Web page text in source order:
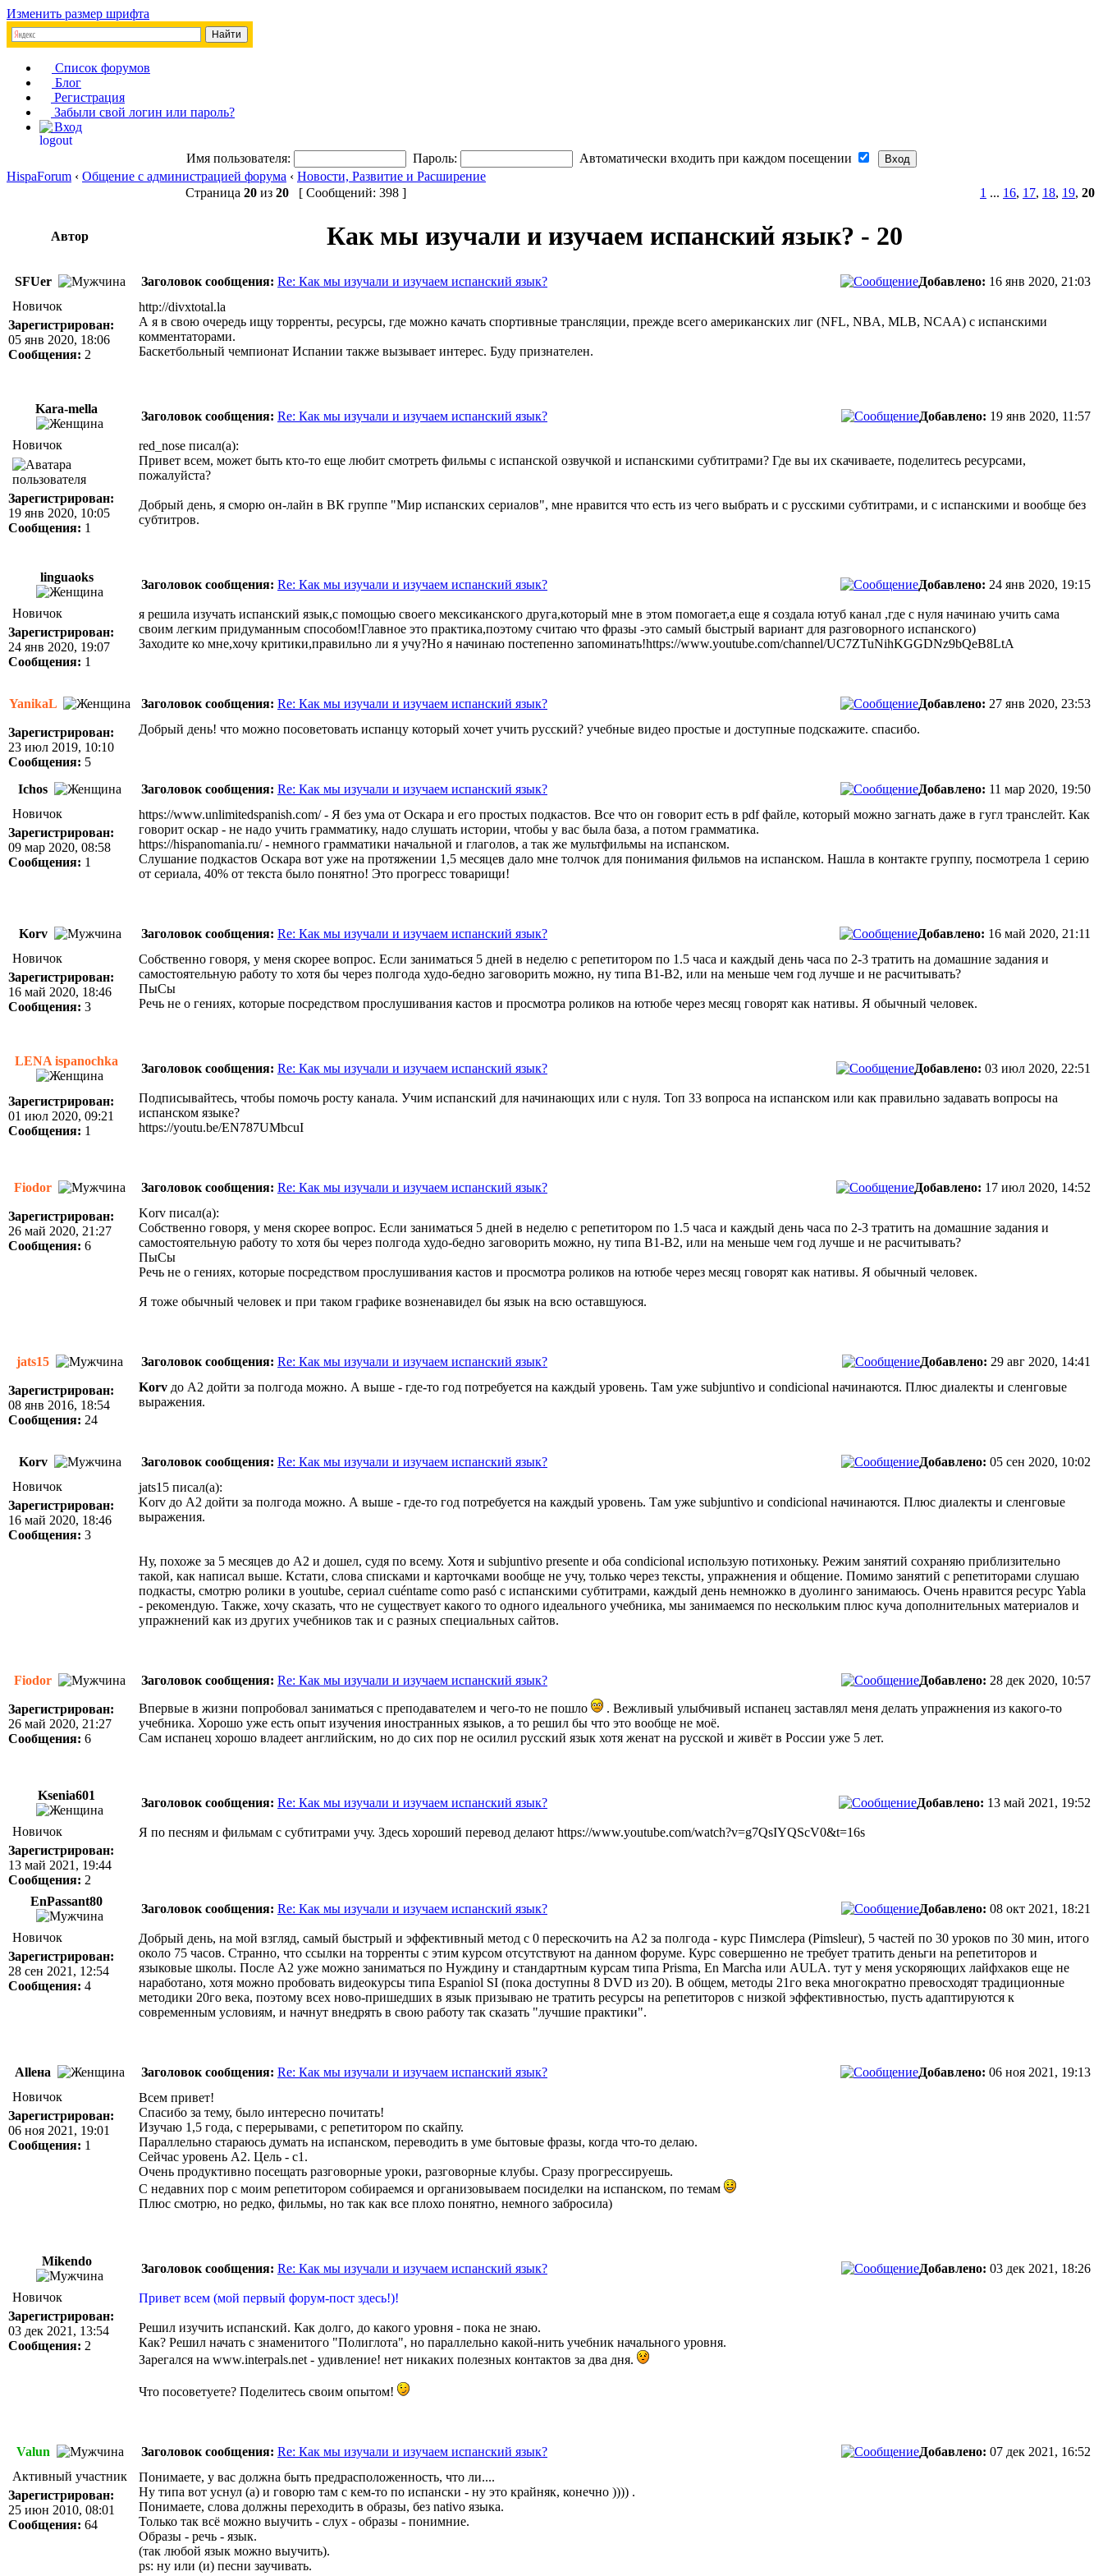
Изменить размер шрифта
Список форумов
Блог
Регистрация
Забыли свой логин или пароль?
Вход
Имя пользователя: Пароль:
Автоматически входить при каждом посещении
HispaForum ‹ Общение с администрацией форума ‹ Новости, Развитие и Расширение
Страница 20 из 20 [ Сообщений: 398 ] 1 ... 16, 17, 18, 19, 20
Автор Как мы изучали и изучаем испанский язык? - 20
SFUer Заголовок сообщения: Re: Как мы изучали и изучаем испанский язык? Добавлено: 16 янв 2020, 21:03
Новичок
Зарегистрирован:
05 янв 2020, 18:06
Сообщения: 2
http://divxtotal.la
А я в свою очередь ищу торренты, ресурсы, где можно качать спортивные трансляции, прежде всего американских лиг (NFL, NBA, MLB, NCAA) с испанскими
комментаторами.
Баскетбольный чемпионат Испании также вызывает интерес. Буду признателен.
Kara-mella
Заголовок сообщения: Re: Как мы изучали и изучаем испанский язык? Добавлено: 19 янв 2020, 11:57
Новичок
Зарегистрирован:
19 янв 2020, 10:05
Сообщения: 1
red_nose писал(а):
Привет всем, может быть кто-то еще любит смотреть фильмы с испанской озвучкой и испанскими субтитрами? Где вы их скачиваете, поделитесь ресурсами,
пожалуйста?
Добрый день, я сморю он-лайн в ВК группе "Мир испанских сериалов", мне нравится что есть из чего выбрать и с русскими субтитрами, и с испанскими и вообще без
субтитров.
linguaoks
Заголовок сообщения: Re: Как мы изучали и изучаем испанский язык? Добавлено: 24 янв 2020, 19:15
Новичок
Зарегистрирован:
24 янв 2020, 19:07
Сообщения: 1
я решила изучать испанский язык,с помощью своего мексиканского друга,который мне в этом помогает,а еще я создала ютуб канал ,где с нуля начинаю учить сама
своим легким придуманным способом!Главное это практика,поэтому считаю что фразы -это самый быстрый вариант для разговорного испанского)
Заходите ко мне,хочу критики,правильно ли я учу?Но я начинаю постепенно запоминать!https://www.youtube.com/channel/UC7ZTuNihKGGDNz9bQeB8LtA
YanikaL Заголовок сообщения: Re: Как мы изучали и изучаем испанский язык? Добавлено: 27 янв 2020, 23:53
Зарегистрирован:
23 июл 2019, 10:10
Сообщения: 5
Добрый день! что можно посоветовать испанцу который хочет учить русский? учебные видео простые и доступные подскажите. спасибо.
Ichos Заголовок сообщения: Re: Как мы изучали и изучаем испанский язык? Добавлено: 11 мар 2020, 19:50
Новичок
Зарегистрирован:
09 мар 2020, 08:58
Сообщения: 1
https://www.unlimitedspanish.com/- Я без ума от Оскара и его простых подкастов. Все что он говорит есть в pdf файле, который можно загнать даже в гугл транслейт. Как
говорит оскар - не надо учить грамматику, надо слушать истории, чтобы у вас была база, а потом грамматика.
https://hispanomania.ru/- немного грамматики начальной и глаголов, а так же мультфильмы на испанском.
Слушание подкастов Оскара вот уже на протяжении 1,5 месяцев дало мне толчок для понимания фильмов на испанском. Нашла в контакте группу, посмотрела 1 серию
от сериала, 40% от текста было понятно! Это прогресс товарищи!
Korv Заголовок сообщения: Re: Как мы изучали и изучаем испанский язык? Добавлено: 16 май 2020, 21:11
Новичок
Зарегистрирован:
16 май 2020, 18:46
Сообщения: 3
Собственно говоря, у меня скорее вопрос. Если заниматься 5 дней в неделю с репетитором по 1.5 часа и каждый день часа по 2-3 тратить на домашние задания и
самостоятельную работу то хотя бы через полгода худо-бедно заговорить можно, ну типа В1-В2, или на меньше чем год лучше и не расчитывать?
ПыСы
Речь не о гениях, которые посредством прослушивания кастов и просмотра роликов на ютюбе через месяц говорят как нативы. Я обычный человек.
LENA ispanochka
Заголовок сообщения: Re: Как мы изучали и изучаем испанский язык? Добавлено: 03 июл 2020, 22:51
Зарегистрирован:
01 июл 2020, 09:21
Сообщения: 1
Подписывайтесь, чтобы помочь росту канала. Учим испанский для начинающих или с нуля. Топ 33 вопроса на испанском или как правильно задавать вопросы на
испанском языке?
https://youtu.be/EN787UMbcuI
Fiodor Заголовок сообщения: Re: Как мы изучали и изучаем испанский язык? Добавлено: 17 июл 2020, 14:52
Зарегистрирован:
26 май 2020, 21:27
Сообщения: 6
Korv писал(а):
Собственно говоря, у меня скорее вопрос. Если заниматься 5 дней в неделю с репетитором по 1.5 часа и каждый день часа по 2-3 тратить на домашние задания и
самостоятельную работу то хотя бы через полгода худо-бедно заговорить можно, ну типа В1-В2, или на меньше чем год лучше и не расчитывать?
ПыСы
Речь не о гениях, которые посредством прослушивания кастов и просмотра роликов на ютюбе через месяц говорят как нативы. Я обычный человек.
Я тоже обычный человек и при таком графике возненавидел бы язык на всю оставшуюся.
jats15 Заголовок сообщения: Re: Как мы изучали и изучаем испанский язык? Добавлено: 29 авг 2020, 14:41
Зарегистрирован:
08 янв 2016, 18:54
Сообщения: 24
Korv до A2 дойти за полгода можно. А выше - где-то год потребуется на каждый уровень. Там уже subjuntivo и condicional начинаются. Плюс диалекты и сленговые
выражения.
Korv Заголовок сообщения: Re: Как мы изучали и изучаем испанский язык? Добавлено: 05 сен 2020, 10:02
Новичок
Зарегистрирован:
16 май 2020, 18:46
Сообщения: 3
jats15 писал(а):
Korv до A2 дойти за полгода можно. А выше - где-то год потребуется на каждый уровень. Там уже subjuntivo и condicional начинаются. Плюс диалекты и сленговые
выражения.
Ну, похоже за 5 месяцев до А2 и дошел, судя по всему. Хотя и subjuntivo presente и оба condicional использую потихоньку. Режим занятий сохраняю приблизительно
такой, как написал выше. Кстати, слова списками и карточками вообще не учу, только через тексты, упражнения и общение. Помимо занятий с репетиторами слушаю
подкасты, смотрю ролики в youtube, сериал cuéntame como pasó c испанскими субтитрами, каждый день немножко в дуолинго занимаюсь. Очень нравится ресурс Yabla
- рекомендую. Также, хочу сказать, что не существует какого то одного идеального учебника, мы занимаемся по нескольким плюс куча дополнительных материалов и
упражнений как из других учебников так и с разных специальных сайтов.
Fiodor Заголовок сообщения: Re: Как мы изучали и изучаем испанский язык? Добавлено: 28 дек 2020, 10:57
Зарегистрирован:
26 май 2020, 21:27
Сообщения: 6
Впервые в жизни попробовал заниматься с преподавателем и чего-то не пошло
. Вежливый улыбчивый испанец заставлял меня делать упражнения из какого-то
учебника. Хорошо уже есть опыт изучения иностранных языков, а то решил бы что это вообще не моё.
Сам испанец хорошо владеет английским, но до сих пор не осилил русский язык хотя женат на русской и живёт в России уже 5 лет.
Ksenia601
Заголовок сообщения: Re: Как мы изучали и изучаем испанский язык? Добавлено: 13 май 2021, 19:52
Новичок
Зарегистрирован:
13 май 2021, 19:44
Сообщения: 2
Я по песням и фильмам с субтитрами учу. Здесь хороший перевод делают ​https://www.youtube.com/watch?v=g7QsIYQScV0&t=16s​
EnPassant80
Заголовок сообщения: Re: Как мы изучали и изучаем испанский язык? Добавлено: 08 окт 2021, 18:21
Новичок
Зарегистрирован:
28 сен 2021, 12:54
Сообщения: 4
Добрый день, на мой взгляд, самый быстрый и эффективный метод с 0 перескочить на А2 за полгода - курс Пимслера (Pimsleur), 5 частей по 30 уроков по 30 мин, итого
около 75 часов. Странно, что ссылки на торренты с этим курсом отсутствуют на данном форуме. Курс совершенно не требует тратить деньги на репетиторов и
языковые школы. После А2 уже можно заниматься по Нуждину и стандартным курсам типа Prisma, En Marcha или AULA. тут у меня ускоряющих лайфхаков еще не
наработано, хотя можно пробовать видеокурсы типа Espaniol SI (пока доступны 8 DVD из 20). В общем, методы 21го века многократно превосходят традиционные
методики 20го века, поэтому всех ново-пришедших в язык призываю не тратить ресурсы на репетиторов с низкой эффективностью, пусть адаптируются к
современным условиям, и начнут внедрять в свою работу так сказать "лучшие практики".
Аllена Заголовок сообщения: Re: Как мы изучали и изучаем испанский язык? Добавлено: 06 ноя 2021, 19:13
Новичок
Зарегистрирован:
06 ноя 2021, 19:01
Сообщения: 1
Всем привет!
Спасибо за тему, было интересно почитать!
Изучаю 1,5 года, с перерывами, с репетитором по скайпу.
Параллельно стараюсь думать на испанском, переводить в уме бытовые фразы, когда что-то делаю.
Сейчас уровень А2. Цель - с1.
Очень продуктивно посещать разговорные уроки, разговорные клубы. Сразу прогрессируешь.
С недавних пор с моим репетитором собираемся и организовываем посиделки на испанском, по темам
Плюс смотрю, но редко, фильмы, но так как все плохо понятно, немного забросила)
Mikendo
Заголовок сообщения: Re: Как мы изучали и изучаем испанский язык? Добавлено: 03 дек 2021, 18:26
Новичок
Зарегистрирован:
03 дек 2021, 13:54
Сообщения: 2
Привет всем (мой первый форум-пост здесь!)!
Решил изучить испанский. Как долго, до какого уровня - пока не знаю.
Как? Решил начать с знаменитого "Полиглота", но параллельно какой-нить учебник начального уровня.
Зарегался на www.interpals.net - удивление! нет никаких полезных контактов за два дня.
Что посоветуете? Поделитесь своим опытом!
Valun Заголовок сообщения: Re: Как мы изучали и изучаем испанский язык? Добавлено: 07 дек 2021, 16:52
Активный участник
Зарегистрирован:
25 июн 2010, 08:01
Сообщения: 64
Понимаете, у вас должна быть предрасположенность, что ли....
Ну типа вот уснул (а) и говорю там с кем-то по испански - ну это крайняк, конечно )))) .
Понимаете, слова должны переходить в образы, без nativo языка.
Только так всё можно выучить - слух - образы - понимние.
Образы - речь - язык.
(так любой язык можно выучить).
ps: ну или (и) песни заучивать.